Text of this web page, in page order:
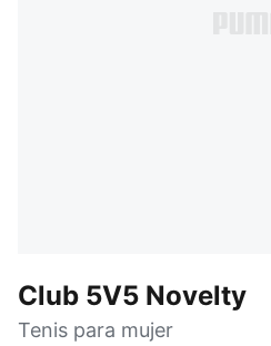
Club 5V5 Novelty
Tenis para mujer